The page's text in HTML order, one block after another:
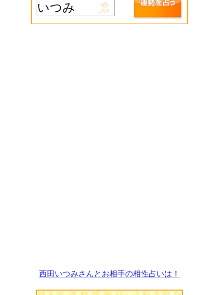
西田いつみさんとお相手の相性占いは！